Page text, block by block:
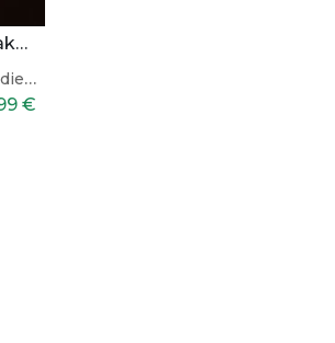
Kiaušinis iš onikso akmens
€